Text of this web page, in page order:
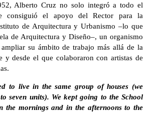
Alberto Cruz no solo integró a todo el
consiguió el apoyo del Rector para la
de Arquitectura y Urbanismo –lo que
de Arquitectura y Diseño–, un organismo
su ámbito de trabajo más allá de la
y desde el que colaboraron con artistas de
to live in the same group of houses (we
seven units). We kept going to the School
the mornings and in the afternoons to the